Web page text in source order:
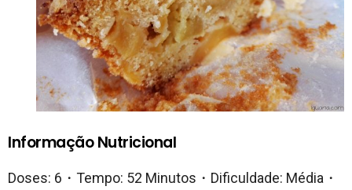
Informação Nutricional
Doses: 6・Tempo: 52 Minutos・Dificuldade: Média・